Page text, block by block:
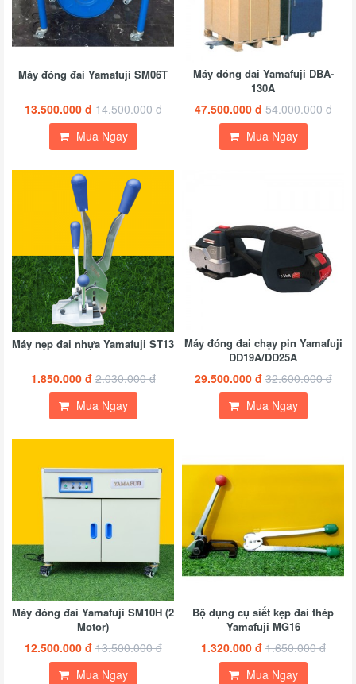
Máy đóng đai Yamafuji SM06T
13.500.000 đ 14.500.000 đ
Mua Ngay
Máy đóng đai Yamafuji DBA-
130A
47.500.000 đ 54.000.000 đ
Mua Ngay
Máy nẹp đai nhựa Yamafuji ST13
1.850.000 đ 2.030.000 đ
Mua Ngay
Máy đóng đai chạy pin Yamafuji
DD19A/DD25A
29.500.000 đ 32.600.000 đ
Mua Ngay
Máy đóng đai Yamafuji SM10H (2
Motor)
12.500.000 đ 13.500.000 đ
Mua Ngay
Bộ dụng cụ siết kẹp đai thép
Yamafuji MG16
1.320.000 đ 1.650.000 đ
Mua Ngay